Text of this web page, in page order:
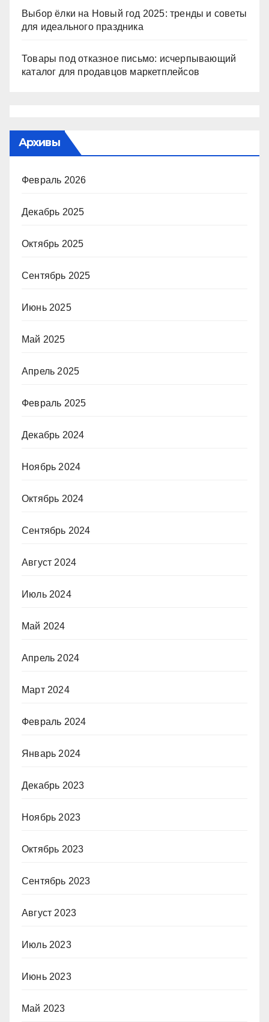
Выбор ёлки на Новый год 2025: тренды и советы
для идеального праздника
Товары под отказное письмо: исчерпывающий
каталог для продавцов маркетплейсов
Архивы
Февраль 2026
Декабрь 2025
Октябрь 2025
Сентябрь 2025
Июнь 2025
Май 2025
Апрель 2025
Февраль 2025
Декабрь 2024
Ноябрь 2024
Октябрь 2024
Сентябрь 2024
Август 2024
Июль 2024
Май 2024
Апрель 2024
Март 2024
Февраль 2024
Январь 2024
Декабрь 2023
Ноябрь 2023
Октябрь 2023
Сентябрь 2023
Август 2023
Июль 2023
Июнь 2023
Май 2023